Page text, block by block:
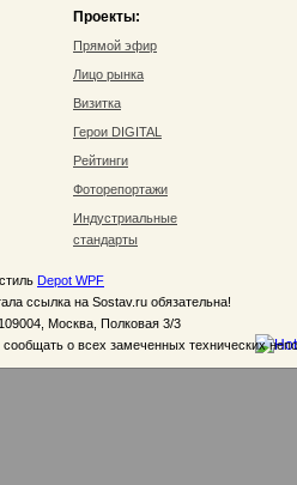
Проекты:
Прямой эфир
Лицо рынка
Визитка
Герои DIGITAL
Рейтинги
Фоторепортажи
Индустриальные
стандарты
Depot WPF
ссылка на Sostav.ru обязательна!
109004, Москва, Полковая 3/3
о всех замеченных технических